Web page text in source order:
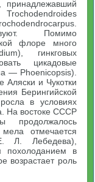
принадлежавший
Помимо
флоре много
гинкговых
цикадовые
— Phoenicopsis).
Аляски и Чукотки
Берингийской
в условиях
На востоке СССР
отмечается
Л. Лебедева),
похолоданием в
возрастает роль